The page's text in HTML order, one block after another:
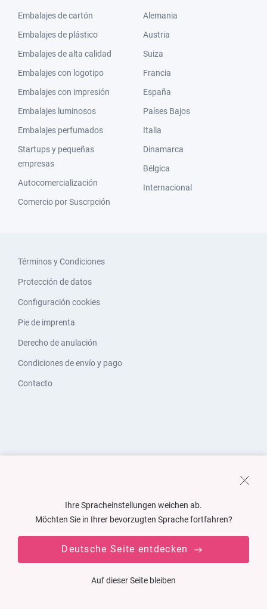
Embalajes de cartón
Embalajes de plástico
Embalajes de alta calidad
Embalajes con logotipo
Embalajes con impresión
Embalajes luminosos
Embalajes perfumados
Startups y pequeñas
empresas
Autocomercialización
Comercio por Suscrpción
Alemania
Austria
Suiza
Francia
España
Países Bajos
Italia
Dinamarca
Bélgica
Internacional
Términos y Condiciones
Protección de datos
Configuración cookies
Pie de imprenta
Derecho de anulación
Condiciones de envío y pago
Contacto
Ihre Spracheinstellungen weichen ab.
Möchten Sie in Ihrer bevorzugten Sprache fortfahren?
Deutsche Seite entdecken
Auf dieser Seite bleiben